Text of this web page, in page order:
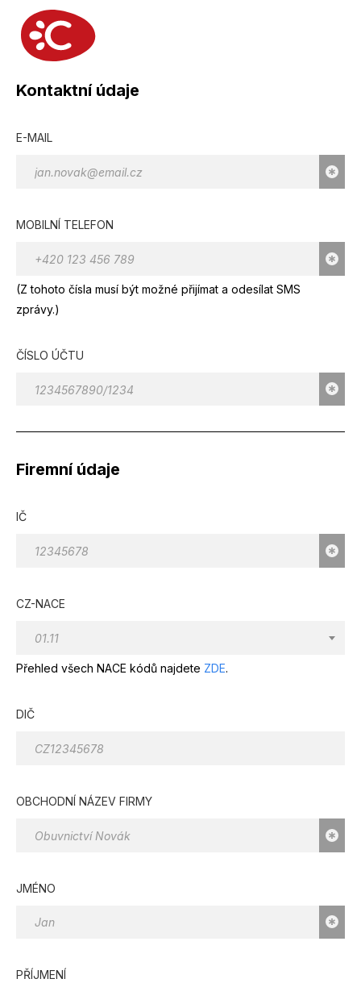
Kontaktní údaje
E-MAIL
MOBILNÍ TELEFON
(Z tohoto čísla musí být možné přijímat a odesílat SMS
zprávy.)
ČÍSLO ÚČTU
Firemní údaje
IČ
CZ-NACE
01.11
Přehled všech NACE kódů najdete ZDE.
DIČ
OBCHODNÍ NÁZEV FIRMY
JMÉNO
PŘÍJMENÍ